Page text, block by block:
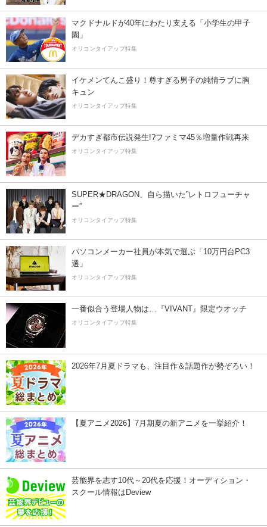
マクドナルドが40年にわたり支える「小学生の甲子
園」
オリコンタイアップ特集
イケメンてんこ盛り！尊すぎる男子の純情ラブに胸
キュン
オリコンタイアップ特集
デカすぎ都市伝説発生!?ファミマ45％増量作戦再来
オリコンタイアップ特集
SUPER★DRAGON、自ら描いた”レトロフューチャ
ー”
オリコンタイアップ特集
パソコンメーカー社員が本気で選ぶ「10万円台PC3
選」
オリコンタイアップ特集
一番似合う登場人物は…『VIVANT』限定ウオッチ
オリコンタイアップ特集
2026年7月夏ドラマも、注目作＆話題作が勢ぞろい！
【夏アニメ2026】7月期夏の新アニメを一挙紹介！
芸能界を志す10代～20代を応援！オーディション・
スクール情報はDeview